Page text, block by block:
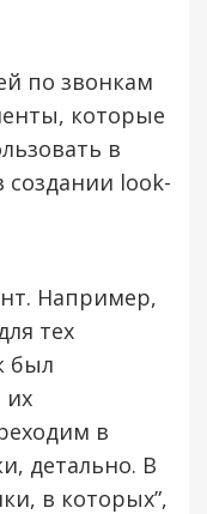
по звонкам
которые
в
создании look-
Например,
тех
был
их
в
детально. В
в которых”,